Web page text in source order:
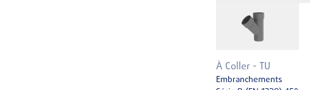
À Coller - TU
Embranchements